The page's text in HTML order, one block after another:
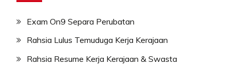
Exam On9 Separa Perubatan
Rahsia Lulus Temuduga Kerja Kerajaan
Rahsia Resume Kerja Kerajaan & Swasta